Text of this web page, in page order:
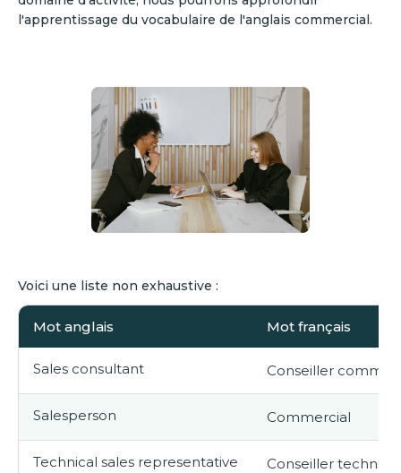
l'apprentissage du vocabulaire de l'anglais commercial.
Voici une liste non exhaustive :
Mot anglais Mot français
Sales consultant Conseiller
Salesperson Commercial
Technical sales representative Conseiller